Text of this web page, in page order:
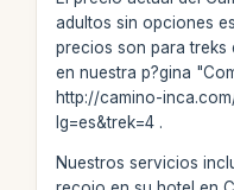
adultos sin opciones
precios son para treks
en nuestra p?gina
http://camino-
lg=es&trek=4 .
Nuestros servicios